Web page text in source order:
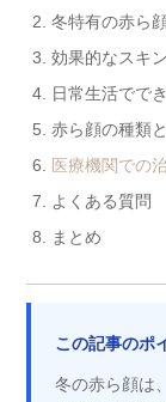
冬特有の赤ら
効果的なスキ
日常生活でで
赤ら顔の種類
医療機関での
よくある質問
まとめ
この記事のポ
冬の赤ら顔は